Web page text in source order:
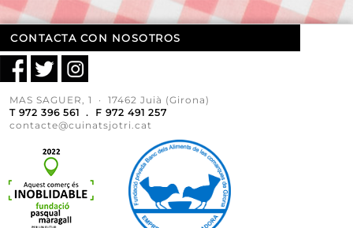
CONTACTA CON NOSOTROS
MAS SAGUER, 1 · 17462 Juià (Girona)
T 972 396 561 . F 972 491 257
contacte@cuinatsjotri.cat